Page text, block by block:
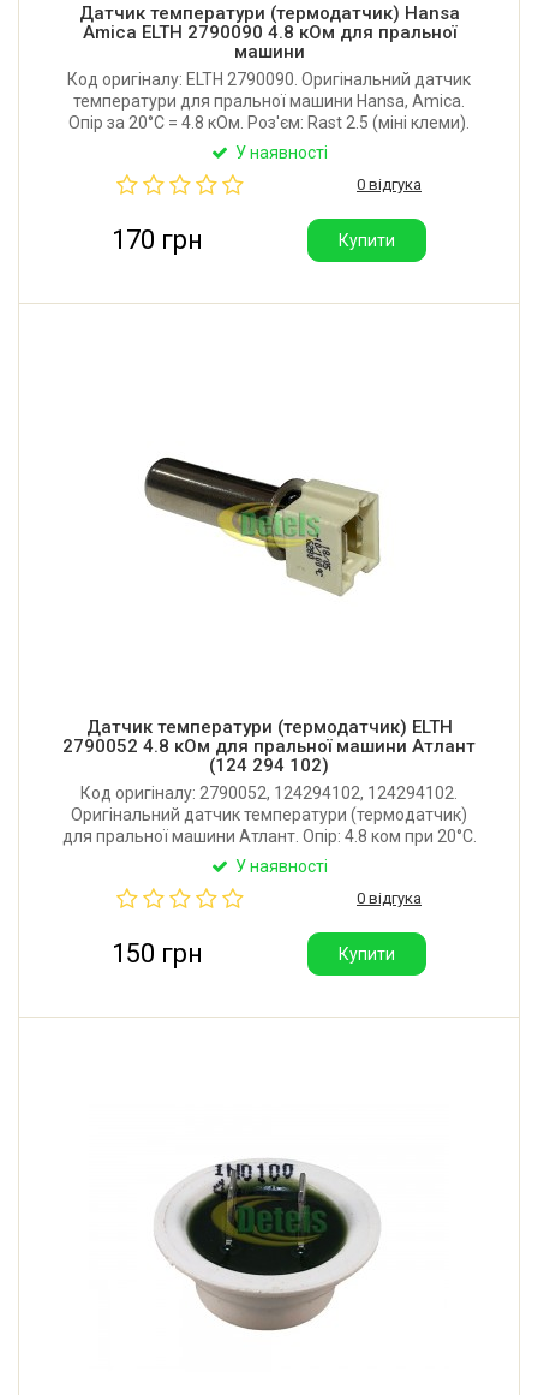
Датчик температури (термодатчик) Hansa
Amica ELTH 2790090 4.8 кОм для пральної
машини
Код оригіналу: ELTH 2790090. Оригінальний датчик
температури для пральної машини Hansa, Amica.
Опір за 20°C = 4.8 кОм. Роз'єм: Rast 2.5 (міні клеми).
Виробник: EPCOS (Німеччина).
У наявності
0 відгука
170 грн Купити
Датчик температури (термодатчик) ELTH
2790052 4.8 кОм для пральної машини Атлант
(124 294 102)
Код оригіналу: 2790052, 124294102, 124294102.
Оригінальний датчик температури (термодатчик)
для пральної машини Атлант. Опір: 4.8 ком при 20°C.
Виробник: ELTH (Люксембург).
У наявності
0 відгука
150 грн Купити